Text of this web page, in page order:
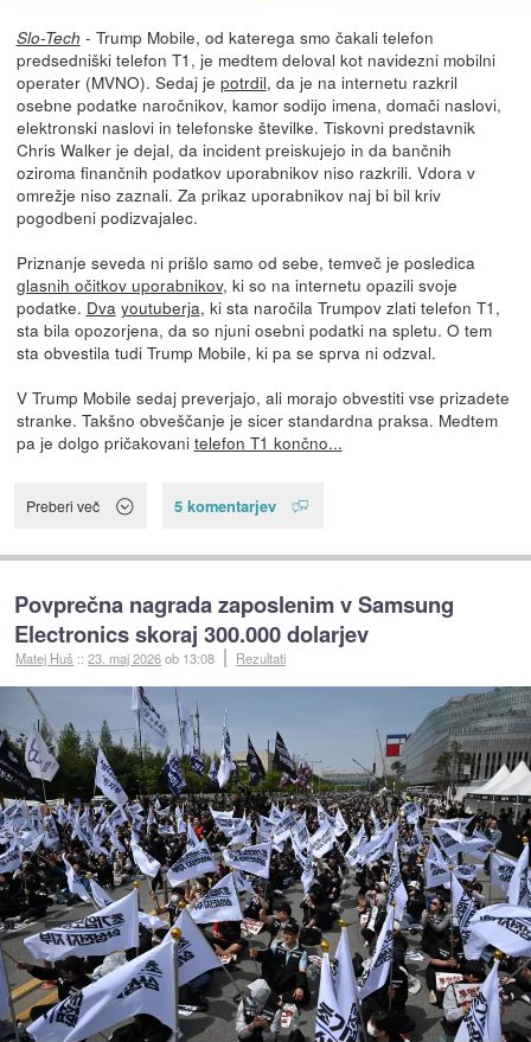
Slo-Tech - Trump Mobile, od katerega smo čakali telefon
predsedniški telefon T1, je medtem deloval kot navidezni mobilni
operater (MVNO). Sedaj je potrdil, da je na internetu razkril
osebne podatke naročnikov, kamor sodijo imena, domači naslovi,
elektronski naslovi in telefonske številke. Tiskovni predstavnik
Chris Walker je dejal, da incident preiskujejo in da bančnih
oziroma finančnih podatkov uporabnikov niso razkrili. Vdora v
omrežje niso zaznali. Za prikaz uporabnikov naj bi bil kriv
pogodbeni podizvajalec.
Priznanje seveda ni prišlo samo od sebe, temveč je posledica
glasnih očitkov uporabnikov, ki so na internetu opazili svoje
podatke. Dva youtuberja, ki sta naročila Trumpov zlati telefon T1,
sta bila opozorjena, da so njuni osebni podatki na spletu. O tem
sta obvestila tudi Trump Mobile, ki pa se sprva ni odzval.
V Trump Mobile sedaj preverjajo, ali morajo obvestiti vse prizadete
stranke. Takšno obveščanje je sicer standardna praksa. Medtem
pa je dolgo pričakovani telefon T1 končno...
Preberi več 5 komentarjev
Povprečna nagrada zaposlenim v Samsung
Electronics skoraj 300.000 dolarjev
Matej Huš ::23. maj 2026ob 13:08 Rezultati